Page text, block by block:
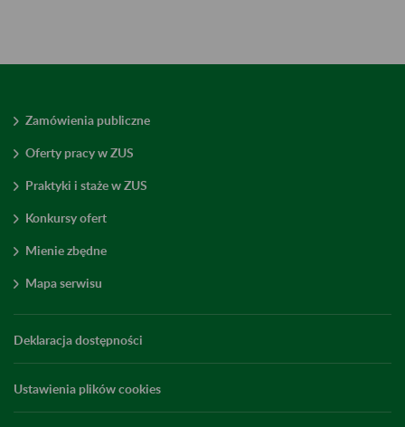
Zamówienia publiczne
Oferty pracy w ZUS
Praktyki i staże w ZUS
Konkursy ofert
Mienie zbędne
Mapa serwisu
Deklaracja dostępności
Ustawienia plików cookies